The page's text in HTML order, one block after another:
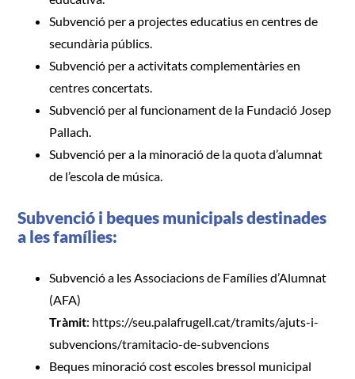
Subvenció per a projectes educatius en centres de
secundària públics.
Subvenció per a activitats complementàries en
centres concertats.
Subvenció per al funcionament de la Fundació Josep
Pallach.
Subvenció per a la minoració de la quota d’alumnat
de l’escola de música.
Subvenció i beques municipals destinades
a les famílies:
Subvenció a les Associacions de Famílies d’Alumnat
(AFA)
Tràmit: https://seu.palafrugell.cat/tramits/ajuts-i-
subvencions/tramitacio-de-subvencions
Beques minoració cost escoles bressol municipal